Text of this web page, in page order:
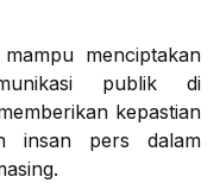
menciptakan
publik di
kepastian
insan pers dalam